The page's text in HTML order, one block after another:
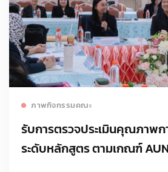
ภาพกิจกรรมคณะ
รับการตรวจประเมินคุณภาพก
ระดับหลักสูตร ตามเกณฑ์